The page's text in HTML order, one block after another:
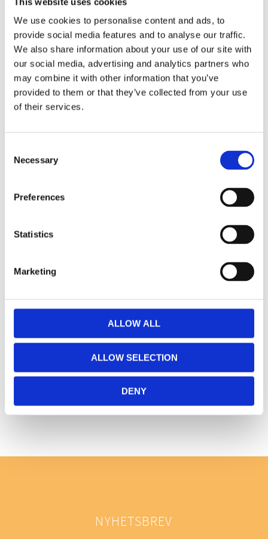
We use cookies to personalise content and ads, to
provide social media features and to analyse our traffic.
We also share information about your use of our site with
our social media, advertising and analytics partners who
may combine it with other information that you’ve
provided to them or that they’ve collected from your use
of their services.
Selection
Necessary
Preferences
Statistics
Marketing
ALLOW ALL
ALLOW SELECTION
DENY
skönhetsnäringsmedel och ska tas en om dagen, ger 1 000
µg i en enda kapsel och bidrar till:
• förbättrad nagelstyrka
• underhåll av normal hud
• underhåll av friskt hår och friska naglar
• underhåll av energi och allmän livskraft
Bli den första att lämna ett omdöme.
NYHETSBREV